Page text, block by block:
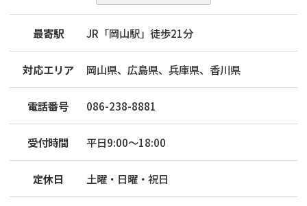
最寄駅 JR「岡山駅」徒歩21分
対応エリア 岡山県、広島県、兵庫県、香川県
電話番号 086-238-8881
受付時間 平日9:00～18:00
定休日 土曜・日曜・祝日